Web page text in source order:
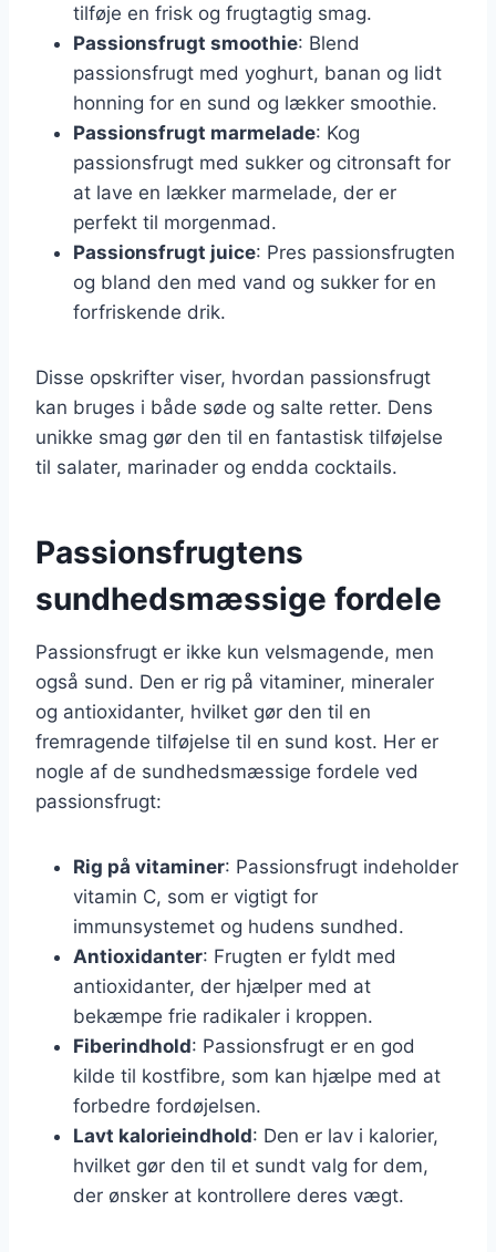
tilføje en frisk og frugtagtig smag.
Passionsfrugt smoothie: Blend
passionsfrugt med yoghurt, banan og lidt
honning for en sund og lækker smoothie.
Passionsfrugt marmelade: Kog
passionsfrugt med sukker og citronsaft for
at lave en lækker marmelade, der er
perfekt til morgenmad.
Passionsfrugt juice: Pres passionsfrugten
og bland den med vand og sukker for en
forfriskende drik.
Disse opskrifter viser, hvordan passionsfrugt
kan bruges i både søde og salte retter. Dens
unikke smag gør den til en fantastisk tilføjelse
til salater, marinader og endda cocktails.
Passionsfrugtens
sundhedsmæssige fordele
Passionsfrugt er ikke kun velsmagende, men
også sund. Den er rig på vitaminer, mineraler
og antioxidanter, hvilket gør den til en
fremragende tilføjelse til en sund kost. Her er
nogle af de sundhedsmæssige fordele ved
passionsfrugt:
Rig på vitaminer: Passionsfrugt indeholder
vitamin C, som er vigtigt for
immunsystemet og hudens sundhed.
Antioxidanter: Frugten er fyldt med
antioxidanter, der hjælper med at
bekæmpe frie radikaler i kroppen.
Fiberindhold: Passionsfrugt er en god
kilde til kostfibre, som kan hjælpe med at
forbedre fordøjelsen.
Lavt kalorieindhold: Den er lav i kalorier,
hvilket gør den til et sundt valg for dem,
der ønsker at kontrollere deres vægt.